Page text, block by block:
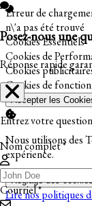
Erreur de
n\'a pas été trouvé
Activer
Cookies Essentiels
Activer
Cookies de
Activer
Cookies
Activer
Cookies de
Accepter les
Nous utilisons des
expérience.
Réglage des
Lire nos politiques
Posez-nous une
Réponse rapide
Entrez votre
Nom complet *
Courriel *